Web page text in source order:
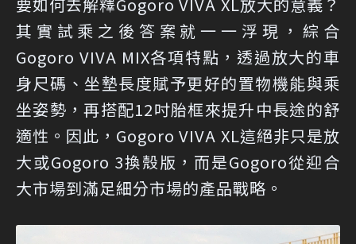
其實試乘之後答案就一一浮現，綜合
Gogoro VIVA MIX各項特點，透過放大的車
身尺碼、坐墊長度賦予更好的置物機能與乘
坐姿勢，再搭配12吋胎框來提升中長途的舒
適性。因此，Gogoro VIVA XL這絕非只是放
大或Gogoro 3換殼版，而是Gogoro從迎合
大市場到滿足細分市場的產品戰略。